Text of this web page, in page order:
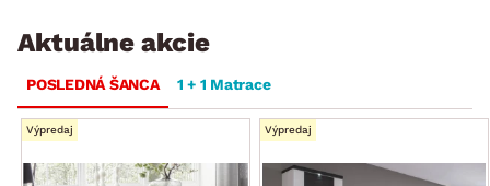
Aktuálne akcie
POSLEDNÁ ŠANCA 1 + 1 Matrace
Výpredaj Výpredaj